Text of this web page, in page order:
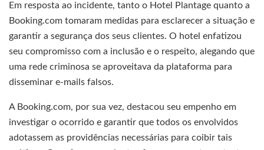
Em resposta ao incidente, tanto o Hotel Plantage quanto a
Booking.com tomaram medidas para esclarecer a situação e
garantir a segurança dos seus clientes. O hotel enfatizou
seu compromisso com a inclusão e o respeito, alegando que
uma rede criminosa se aproveitava da plataforma para
disseminar e-mails falsos.
A Booking.com, por sua vez, destacou seu empenho em
investigar o ocorrido e garantir que todos os envolvidos
adotassem as providências necessárias para coibir tais